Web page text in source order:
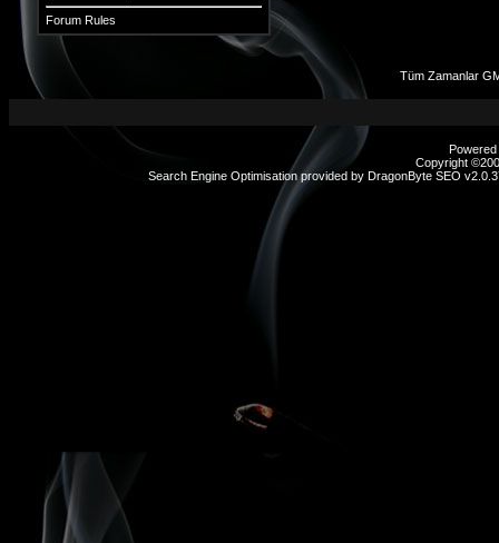
Forum Rules
Tüm Zamanlar
Copyright
Search Engine Optimisation provided by DragonByte SEO